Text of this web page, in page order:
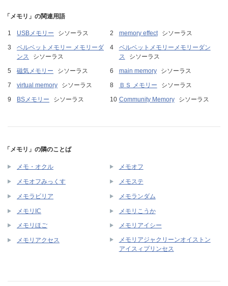
「メモリ」の関連用語
USBメモリー シソーラス memory effect
シソーラス
ベルベットメモリー メモリーダ
ンス
シソーラス
ベルベットメモリーメモリーダン
ス
シソーラス
磁気メモリー
シソーラス main memory
シソーラス
virtual memory
シソーラス ＢＳ メモリー
シソーラス
BSメモリー
シソーラス Community Memory シソーラス
「メモリ」の隣のことば
メモ・オクル メモオフ
メモオフみっくす メモステ
メモラビリア メモランダム
メモリIC メモリこうか
メモリほご メモリアイシー
メモリアクセス
メモリアジャクリーンオイストン
アイスィプリンセス